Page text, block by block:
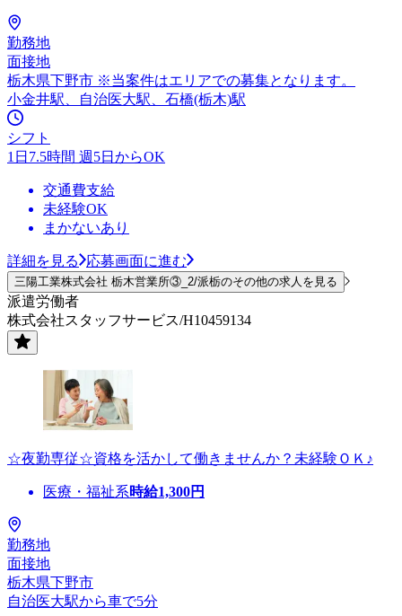
勤務地
面接地
栃木県下野市 ※当案件はエリアでの募集となります。
小金井駅、自治医大駅、石橋(栃木)駅
シフト
1日7.5時間 週5日からOK
交通費支給
未経験OK
まかないあり
詳細を見る 応募画面に進む
三陽工業株式会社 栃木営業所③_2/派栃のその他の求人を見る
派遣労働者
株式会社スタッフサービス/H10459134
☆夜勤専従☆資格を活かして働きませんか？未経験ＯＫ♪
医療・福祉系時給1,300円
勤務地
面接地
栃木県下野市
自治医大駅から車で5分